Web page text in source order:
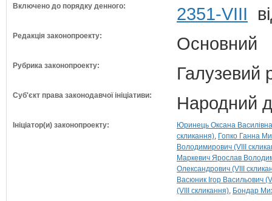
Включено до порядку денного: 2351-VIII
Редакція законопроекту: Основний
Рубрика законопроекту: Галузевий
Суб'єкт права законодавчої ініціативи: Народний
Ініціатор(и) законопроекту:
Юринець Оксана
скликання) Гопко Ганна
Володимирович (VIII
Маркевич Ярослав
Олександрович (VIII
Васюник Ігор Васильович
(VIII скликання) Бондар